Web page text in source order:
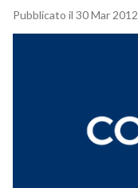
Pubblicato il 30 Mar 2012